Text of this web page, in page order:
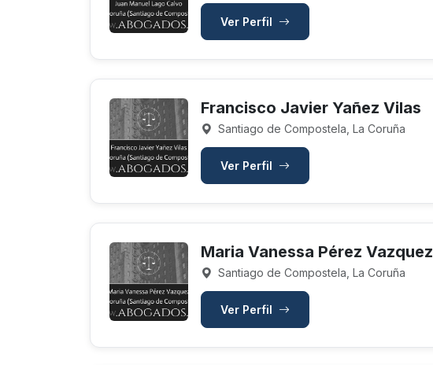
Ver Perfil
Francisco Javier Yañez Vilas
Santiago de Compostela, La Coruña
Ver Perfil
Maria Vanessa Pérez Vazquez
Santiago de Compostela, La Coruña
Ver Perfil